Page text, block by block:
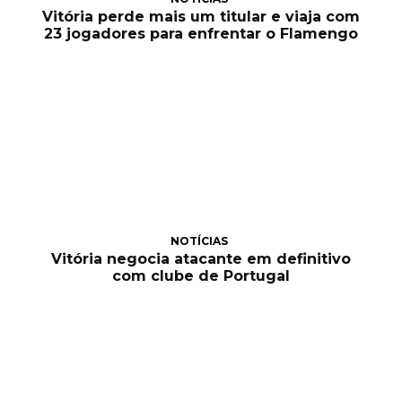
Vitória perde mais um titular e viaja com
23 jogadores para enfrentar o Flamengo
NOTÍCIAS
Vitória negocia atacante em definitivo
com clube de Portugal